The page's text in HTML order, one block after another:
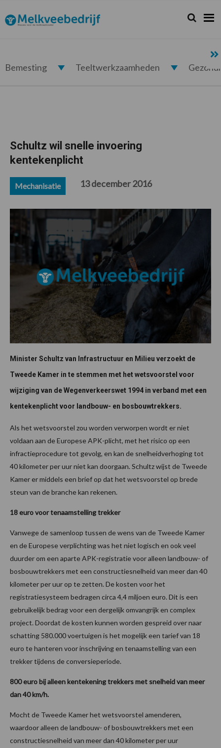
de
hoofdnavigatie
de
hoofd
de
eerste
de
voettekst
Melkveebedrijf.nl Zoeken...
Zoek
Bemesting Teeltwerkzaamheden
Schultz wil snelle invoering
kentekenplicht
Mechanisatie 13 december 2016
Minister Schultz van Infrastructuur en Milieu verzoekt de
Tweede Kamer in te stemmen met het wetsvoorstel voor
wijziging van de Wegenverkeerswet 1994 in verband met een
kentekenplicht voor landbouw- en bosbouwtrekkers.
Als het wetsvoorstel zou worden verworpen wordt er niet
voldaan aan de Europese APK-plicht, met het risico op een
infractieprocedure tot gevolg, en kan de snelheidverhoging tot
40 kilometer per uur niet kan doorgaan. Schultz wijst de Tweede
Kamer er middels een brief op dat het wetsvoorstel op brede
steun van de branche kan rekenen.
18 euro voor tenaamstelling trekker
Vanwege de samenloop tussen de wens van de Tweede Kamer
en de Europese verplichting was het niet logisch en ook veel
duurder om een aparte APK-registratie voor alleen landbouw- of
bosbouwtrekkers met een constructiesnelheid van meer dan 40
kilometer per uur op te zetten. De kosten voor het
registratiesysteem bedragen circa 4,4 miljoen euro. Dit is een
gebruikelijk bedrag voor een dergelijk omvangrijk en complex
project. Doordat de kosten kunnen worden gespreid over naar
schatting 580.000 voertuigen is het mogelijk een tarief van 18
euro te hanteren voor inschrijving en tenaamstelling van een
trekker tijdens de conversieperiode.
800 euro bij alleen kentekening trekkers met snelheid van meer
dan 40 km/h.
Mocht de Tweede Kamer het wetsvoorstel amenderen,
waardoor alleen de landbouw- of bosbouwtrekkers met een
constructiesnelheid van meer dan 40 kilometer per uur